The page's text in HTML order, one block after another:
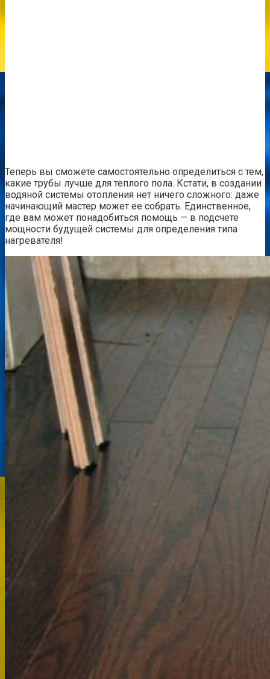
Теперь вы сможете самостоятельно определиться с тем,
какие трубы лучше для теплого пола. Кстати, в создании
водяной системы отопления нет ничего сложного: даже
начинающий мастер может ее собрать. Единственное,
где вам может понадобиться помощь — в подсчете
мощности будущей системы для определения типа
нагревателя!